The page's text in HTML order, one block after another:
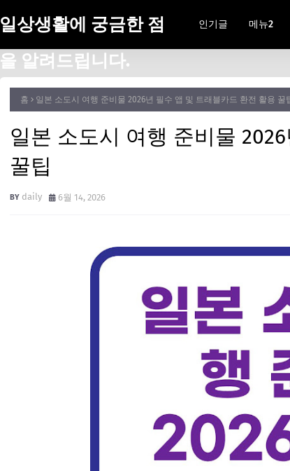
일상생활에 궁금한 점
을 알려드립니다.
인기글 메뉴2
홈 일본 소도시 여행 준비물 2026년 필수 앱 및 트래블카드 환전 활용 꿀
일본 소도시 여행 준비물
꿀팁
daily 6월 14, 2026